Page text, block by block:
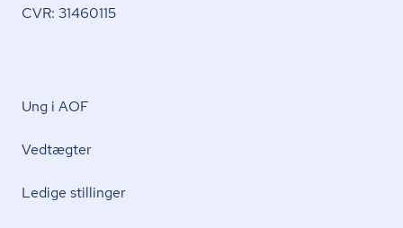
CVR: 31460115
Ung i AOF
Vedtægter
Ledige stillinger